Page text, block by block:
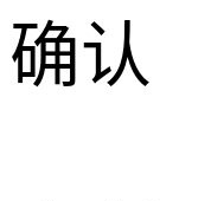
确认